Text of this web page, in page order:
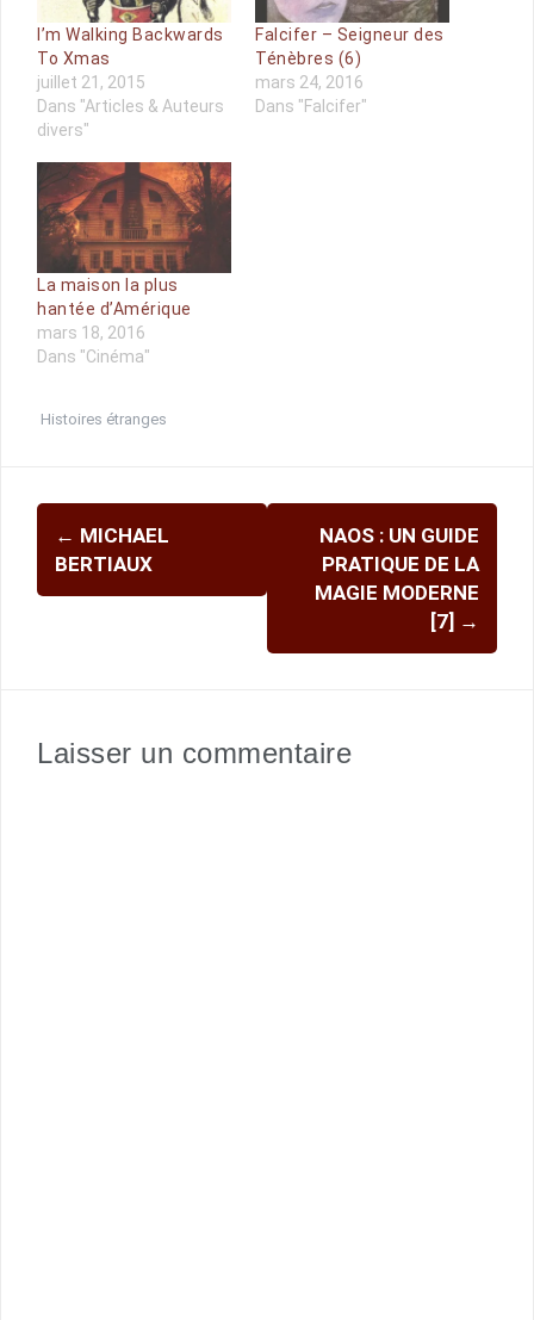
I’m Walking Backwards
To Xmas
juillet 21, 2015
Dans "Articles & Auteurs
divers"
Falcifer – Seigneur des
Ténèbres (6)
mars 24, 2016
Dans "Falcifer"
La maison la plus
hantée d’Amérique
mars 18, 2016
Dans "Cinéma"
Histoires étranges
Navigation
d'article
← MICHAEL
BERTIAUX
NAOS : UN GUIDE
PRATIQUE DE LA
MAGIE MODERNE
[7] →
Laisser un commentaire